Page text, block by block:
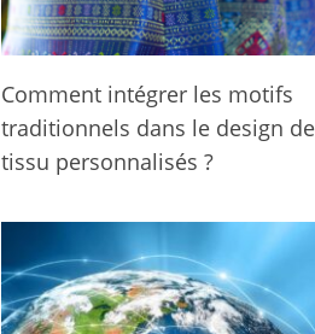
Comment intégrer les motifs
traditionnels dans le design
tissu personnalisés ?